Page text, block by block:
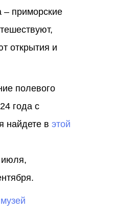
– приморские
открытия и
полевого
года с
найдете в этой
июля,
музей